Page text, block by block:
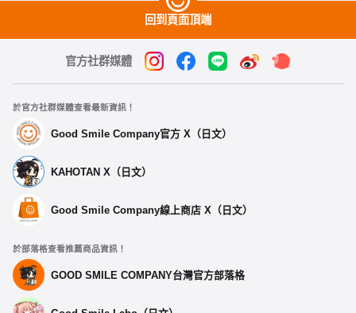
回到頁面頂端
官方社群媒體
於官方社群媒體查看最新資訊！
Good Smile Company官方 X（日文）
KAHOTAN X（日文）
Good Smile Company線上商店 X（日文）
於部落格查看推薦商品資訊！
GOOD SMILE COMPANY台灣官方部落格